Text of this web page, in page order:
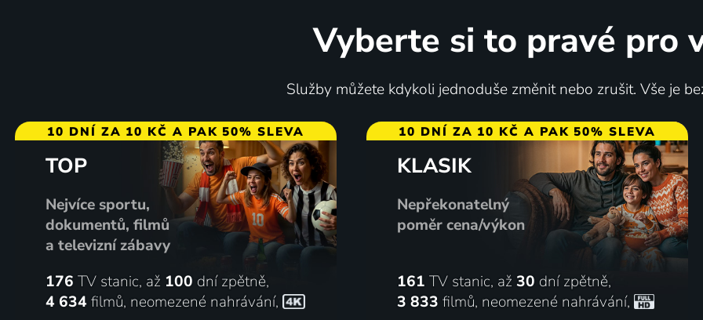
Vyberte si to pravé pro
Služby můžete kdykoli jednoduše změnit nebo zrušit. Vše je
10 DNÍ ZA 10 KČ A PAK 50% SLEVA
TOP
Nejvíce sportu,
dokumentů, filmů
a televizní zábavy
176 TV stanic, až 100 dní zpětně,
4 634 filmů, neomezené nahrávání,
10 DNÍ ZA 10 KČ A PAK 50% SLEVA
KLASIK
Nepřekonatelný
poměr cena/výkon
161 TV stanic, až 30 dní zpětně,
3 833 filmů, neomezené nahrávání,